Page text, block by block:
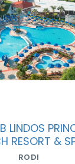
LINDOS
RESORT &
RODI